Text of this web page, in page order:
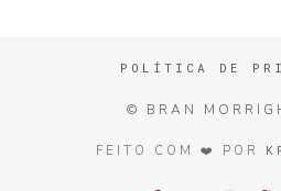
POLÍTICA DE
© BRAN
FEITO COM ❤️ POR